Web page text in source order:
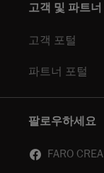
고객 및 파트너
고객 포털
파트너 포털
팔로우하세요
FARO